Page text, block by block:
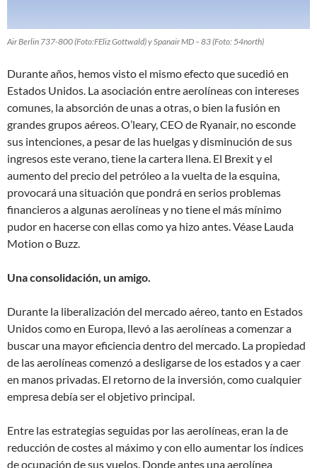
Air Berlin 737-800 (Foto:FEliz Gottwald) y Spanair MD – 83 (Foto: 54north)
Durante años, hemos visto el mismo efecto que sucedió en
Estados Unidos. La asociación entre aerolíneas con intereses
comunes, la absorción de unas a otras, o bien la fusión en
grandes grupos aéreos. O’leary, CEO de Ryanair, no esconde
sus intenciones, a pesar de las huelgas y disminución de sus
ingresos este verano, tiene la cartera llena. El Brexit y el
aumento del precio del petróleo a la vuelta de la esquina,
provocará una situación que pondrá en serios problemas
financieros a algunas aerolíneas y no tiene el más mínimo
pudor en hacerse con ellas como ya hizo antes. Véase Lauda
Motion o Buzz.
Una consolidación, un amigo.
Durante la liberalización del mercado aéreo, tanto en Estados
Unidos como en Europa, llevó a las aerolíneas a comenzar a
buscar una mayor eficiencia dentro del mercado. La propiedad
de las aerolíneas comenzó a desligarse de los estados y a caer
en manos privadas. El retorno de la inversión, como cualquier
empresa debía ser el objetivo principal.
Entre las estrategias seguidas por las aerolíneas, eran la de
reducción de costes al máximo y con ello aumentar los índices
de ocupación de sus vuelos. Donde antes una aerolínea